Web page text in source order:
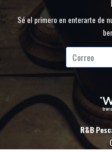
Sé el primero en enterarte de
R&B